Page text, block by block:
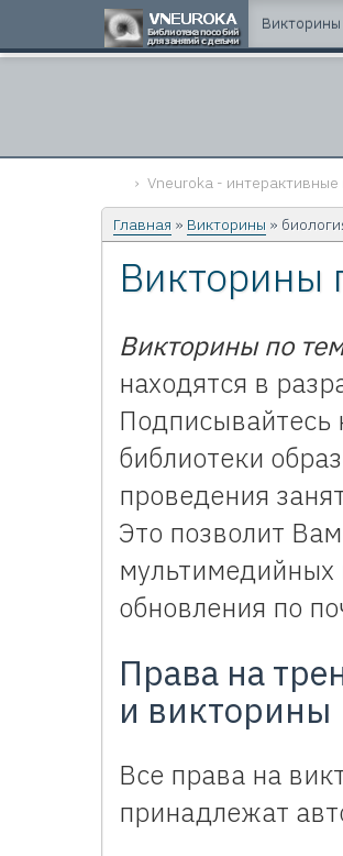
Викторины
Vneuroka -
Главная » Викторины »
Викторины
Викторины по
находятся в
Подписывайтесь
библиотеки
проведения
Это позволит
мультимедийных
обновления по
Права на
и викторины
Все права на
принадлежат